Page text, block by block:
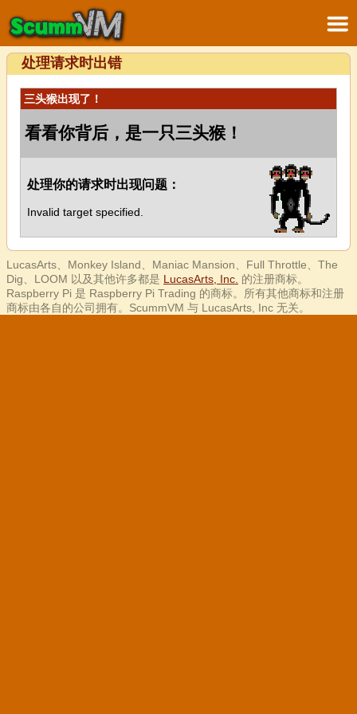
处理请求时出错
三头猴出现了！
看看你背后，是一只三头猴！
处理你的请求时出现问题：
Invalid target specified.
LucasArts、Monkey Island、Maniac Mansion、Full Throttle、The
Dig、LOOM 以及其他许多都是 LucasArts, Inc. 的注册商标。
Raspberry Pi 是 Raspberry Pi Trading 的商标。所有其他商标和注册
商标由各自的公司拥有。ScummVM 与 LucasArts, Inc 无关。